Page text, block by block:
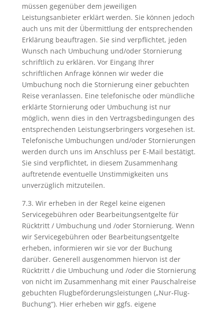
müssen gegenüber dem jeweiligen
Leistungsanbieter erklärt werden. Sie können jedoch
auch uns mit der Übermittlung der entsprechenden
Erklärung beauftragen. Sie sind verpflichtet, jeden
Wunsch nach Umbuchung und/oder Stornierung
schriftlich zu erklären. Vor Eingang Ihrer
schriftlichen Anfrage können wir weder die
Umbuchung noch die Stornierung einer gebuchten
Reise veranlassen. Eine telefonische oder mündliche
erklärte Stornierung oder Umbuchung ist nur
möglich, wenn dies in den Vertragsbedingungen des
entsprechenden Leistungserbringers vorgesehen ist.
Telefonische Umbuchungen und/oder Stornierungen
werden durch uns im Anschluss per E-Mail bestätigt.
Sie sind verpflichtet, in diesem Zusammenhang
auftretende eventuelle Unstimmigkeiten uns
unverzüglich mitzuteilen.
7.3. Wir erheben in der Regel keine eigenen
Servicegebühren oder Bearbeitungsentgelte für
Rücktritt / Umbuchung und /oder Stornierung. Wenn
wir Servicegebühren oder Bearbeitungsentgelte
erheben, informieren wir sie vor der Buchung
darüber. Generell ausgenommen hiervon ist der
Rücktritt / die Umbuchung und /oder die Stornierung
von nicht im Zusammenhang mit einer Pauschalreise
gebuchten Flugbeförderungsleistungen („Nur-Flug-
Buchung“). Hier erheben wir ggfs. eigene